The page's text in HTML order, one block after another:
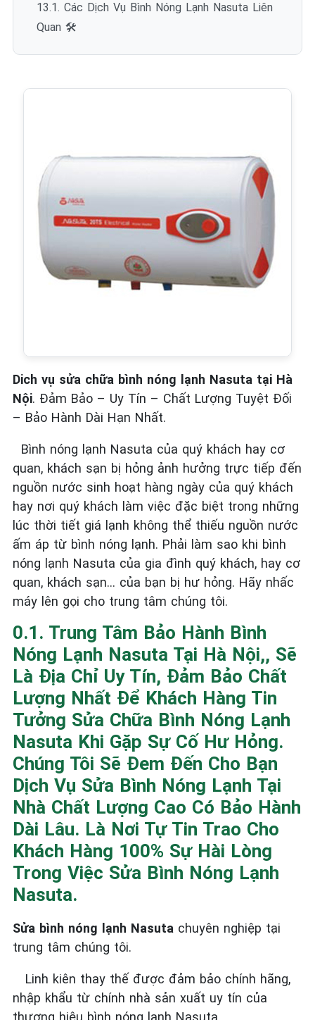
13.1. Các Dịch Vụ Bình Nóng Lạnh Nasuta Liên
Quan 🛠️
Dich vụ sửa chữa bình nóng lạnh Nasuta tại Hà
Nội. Đảm Bảo – Uy Tín – Chất Lượng Tuyệt Đối
– Bảo Hành Dài Hạn Nhất.
Bình nóng lạnh Nasuta của quý khách hay cơ
quan, khách sạn bị hỏng ảnh hưởng trực tiếp đến
nguồn nước sinh hoạt hàng ngày của quý khách
hay nơi quý khách làm việc đặc biệt trong những
lúc thời tiết giá lạnh không thể thiếu nguồn nước
ấm áp từ bình nóng lạnh. Phải làm sao khi bình
nóng lạnh Nasuta của gia đình quý khách, hay cơ
quan, khách sạn… của bạn bị hư hỏng. Hãy nhấc
máy lên gọi cho trung tâm chúng tôi.
0.1. Trung Tâm Bảo Hành Bình
Nóng Lạnh Nasuta Tại Hà Nội,, Sẽ
Là Địa Chỉ Uy Tín, Đảm Bảo Chất
Lượng Nhất Để Khách Hàng Tin
Tưởng Sửa Chữa Bình Nóng Lạnh
Nasuta Khi Gặp Sự Cố Hư Hỏng.
Chúng Tôi Sẽ Đem Đến Cho Bạn
Dịch Vụ Sửa Bình Nóng Lạnh Tại
Nhà Chất Lượng Cao Có Bảo Hành
Dài Lâu. Là Nơi Tự Tin Trao Cho
Khách Hàng 100% Sự Hài Lòng
Trong Việc Sửa Bình Nóng Lạnh
Nasuta.
Sửa bình nóng lạnh Nasuta chuyên nghiệp tại
trung tâm chúng tôi.
Linh kiên thay thế được đảm bảo chính hãng,
nhập khẩu từ chính nhà sản xuất uy tín của
thương hiệu bình nóng lạnh Nasuta.